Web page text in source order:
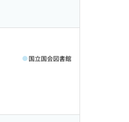
国立国会図書館